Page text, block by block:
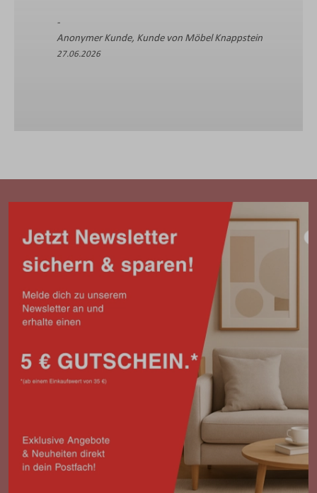
Anonymer Kunde, Kunde von Möbel Knappstein
27.06.2026